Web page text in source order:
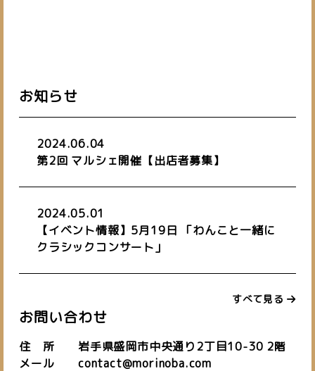
お知らせ
2024.06.04
第2回 マルシェ開催【出店者募集】
2024.05.01
【イベント情報】5月19日 「わんこと一緒に
クラシックコンサート」
すべて見る
お問い合わせ
住 所 岩手県盛岡市中央通り2丁目10-30 2階
メール contact@morinoba.com